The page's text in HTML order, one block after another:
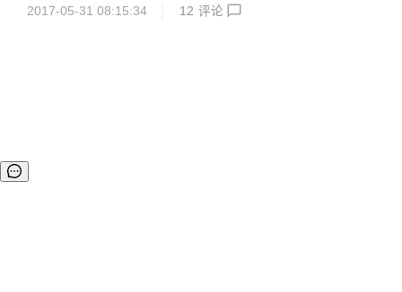
三方评论插件 5.提供 editormd 主流的富文本编辑器，基...
上。 距离上一个版本的发布又快半年了，这个版本主要是修复
2017-05-31 08:15:34 12 评论